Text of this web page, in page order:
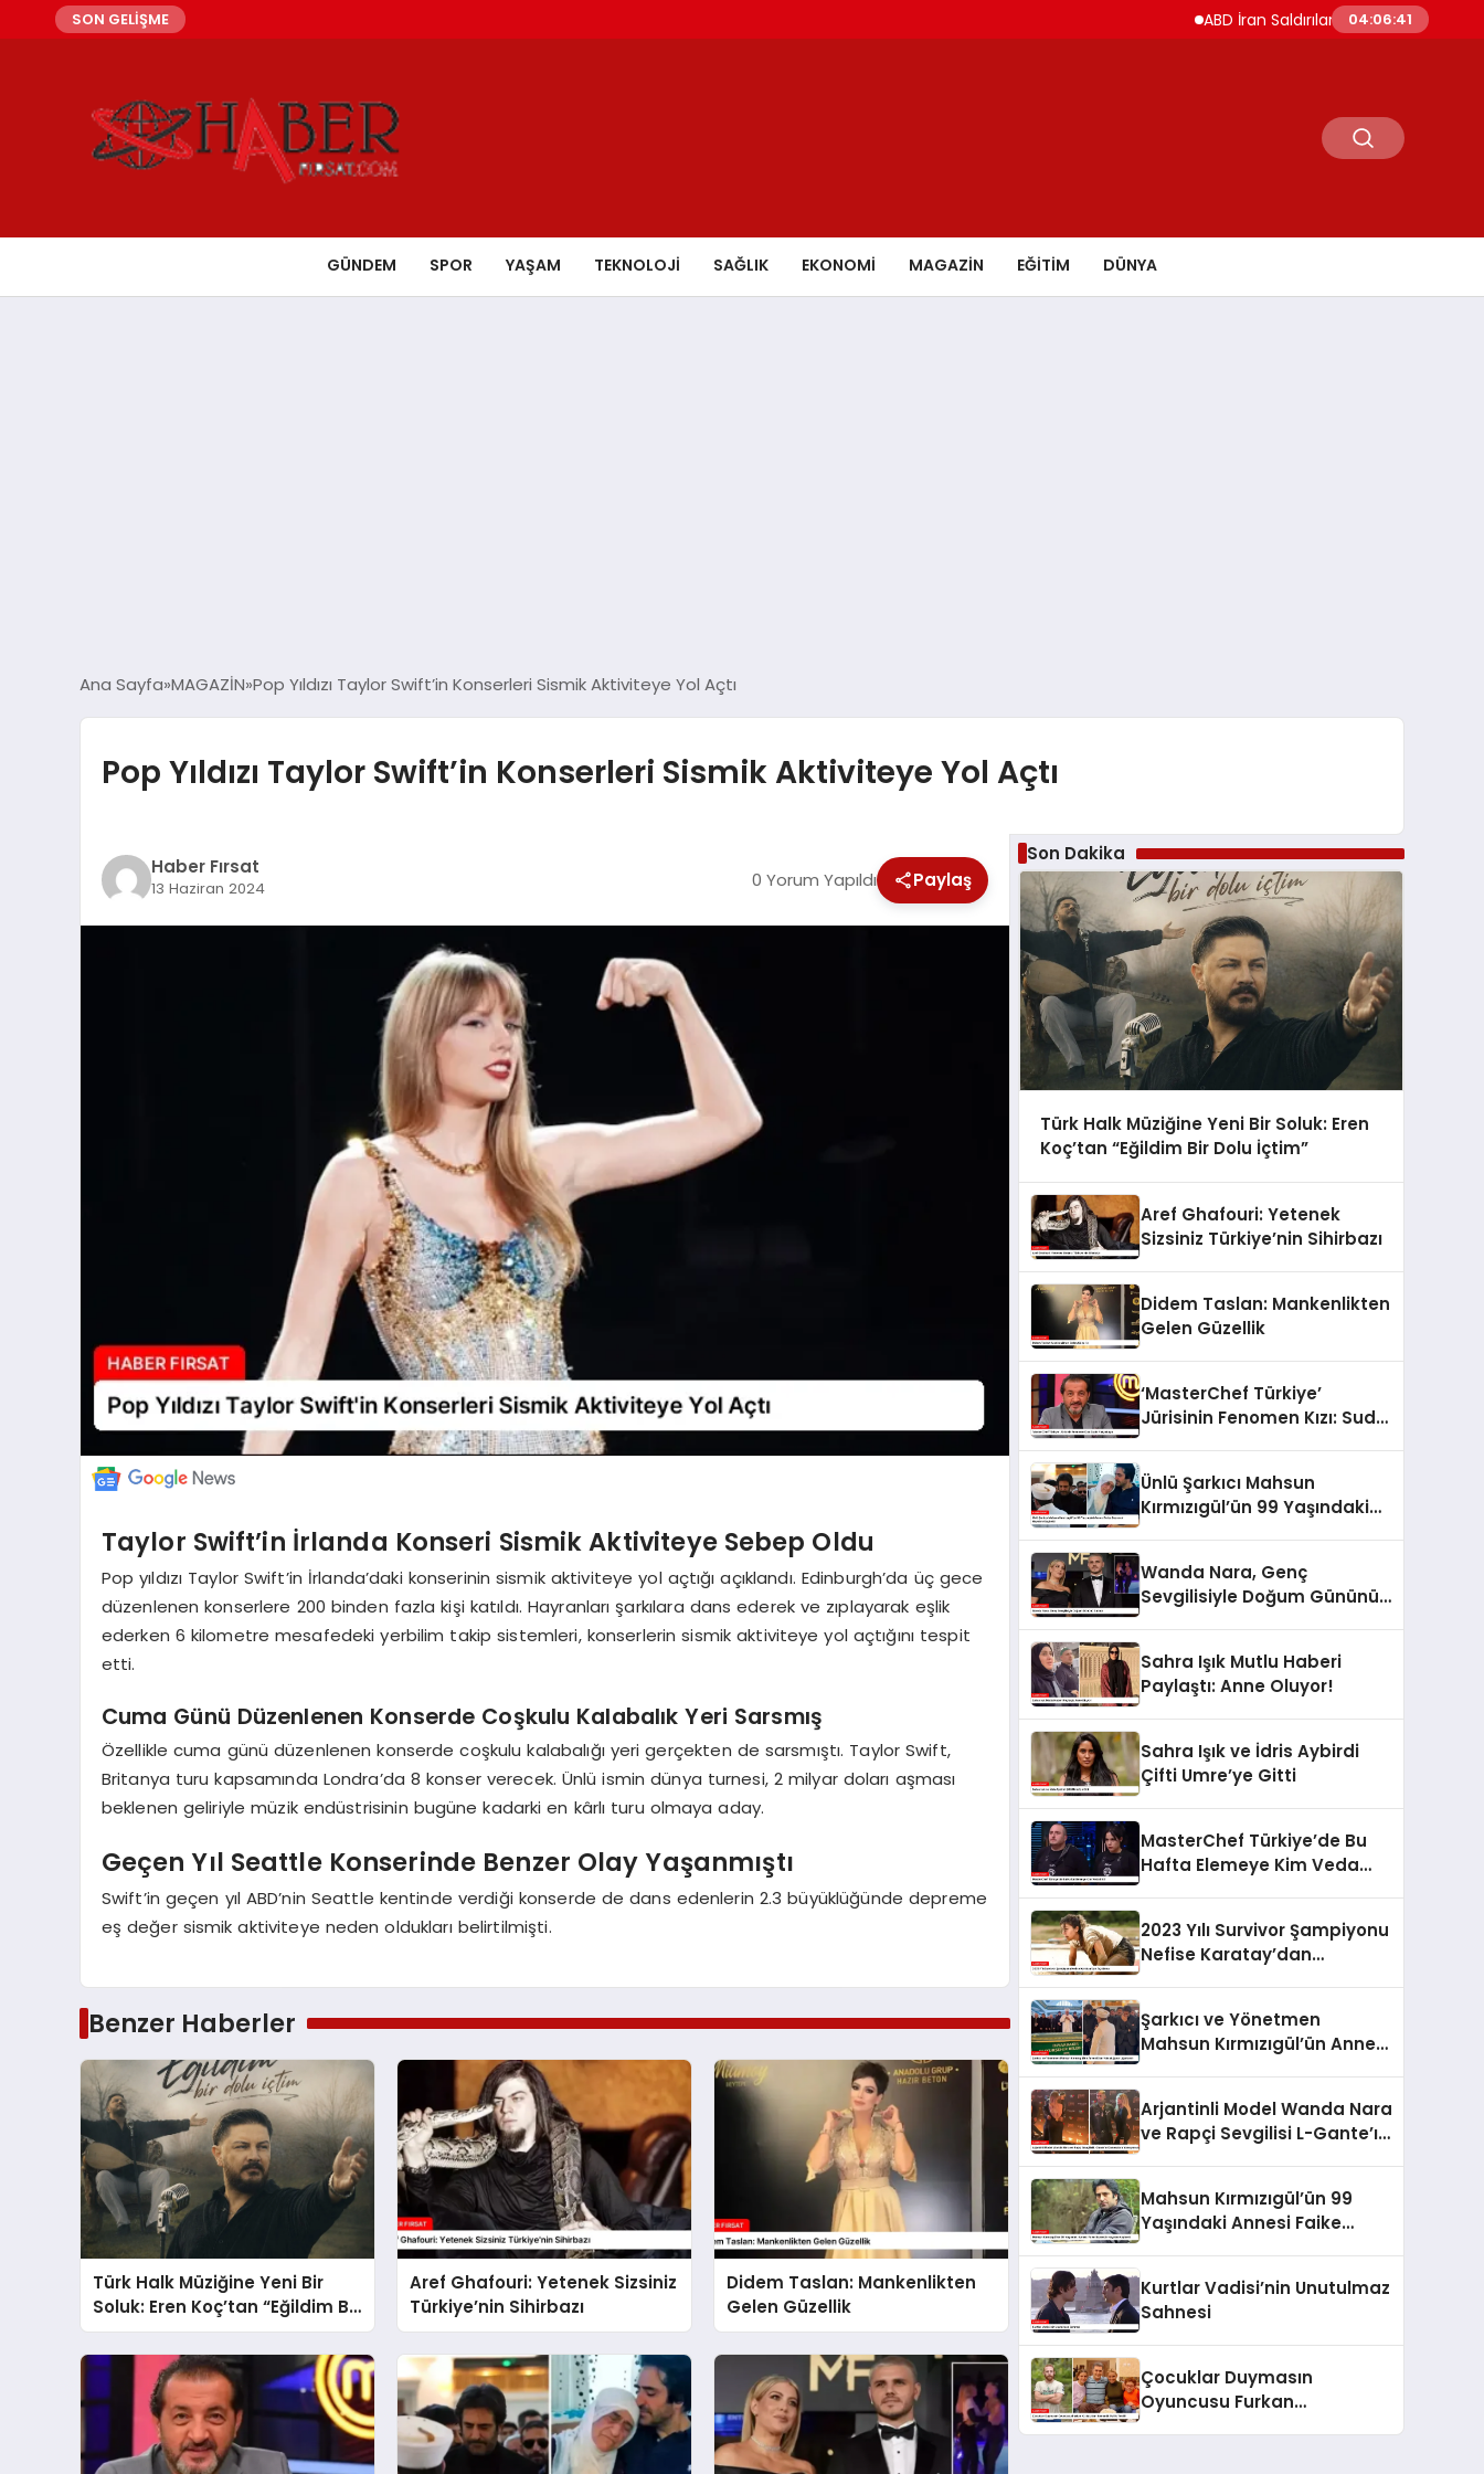
SON GELİŞME ABD İran Saldırılarını Askıya Aldı Hürmüz
04:06:42
GÜNDEM SPOR YAŞAM TEKNOLOJİ SAĞLIK EKONOMİ MAGAZİN EĞİTİM DÜNYA
Ana Sayfa MAGAZİN Pop Yıldızı Taylor Swift’in Konserleri Sismik Aktiviteye Yol Açtı
Pop Yıldızı Taylor Swift’in Konserleri Sismik Aktiviteye Yol Açtı
Haber Fırsat
13 Haziran 2024 0 Yorum Yapıldı Paylaş
Taylor Swift’in İrlanda Konseri Sismik Aktiviteye Sebep Oldu
Pop yıldızı Taylor Swift’in İrlanda’daki konserinin sismik aktiviteye yol açtığı açıklandı. Edinburgh’da üç gece
düzenlenen konserlere 200 binden fazla kişi katıldı. Hayranları şarkılara dans ederek ve zıplayarak eşlik
ederken 6 kilometre mesafedeki yerbilim takip sistemleri, konserlerin sismik aktiviteye yol açtığını tespit
etti.
Cuma Günü Düzenlenen Konserde Coşkulu Kalabalık Yeri Sarsmış
Özellikle cuma günü düzenlenen konserde coşkulu kalabalığı yeri gerçekten de sarsmıştı. Taylor Swift,
Britanya turu kapsamında Londra’da 8 konser verecek. Ünlü ismin dünya turnesi, 2 milyar doları aşması
beklenen geliriyle müzik endüstrisinin bugüne kadarki en kârlı turu olmaya aday.
Geçen Yıl Seattle Konserinde Benzer Olay Yaşanmıştı
Swift’in geçen yıl ABD’nin Seattle kentinde verdiği konserde de dans edenlerin 2.3 büyüklüğünde depreme
eş değer sismik aktiviteye neden oldukları belirtilmişti.
Benzer Haberler
Türk Halk Müziğine Yeni Bir
Soluk: Eren Koç’tan “Eğildim Bir
Dolu İçtim”
Aref Ghafouri: Yetenek Sizsiniz
Türkiye’nin Sihirbazı
Didem Taslan: Mankenlikten
Gelen Güzellik
Son Dakika
Türk Halk Müziğine Yeni Bir Soluk: Eren
Koç’tan “Eğildim Bir Dolu İçtim”
Aref Ghafouri: Yetenek
Sizsiniz Türkiye’nin Sihirbazı
Didem Taslan: Mankenlikten
Gelen Güzellik
‘MasterChef Türkiye’
Jürisinin Fenomen Kızı: Sude
Ünlü Şarkıcı Mahsun
Kırmızıgül’ün 99 Yaşındaki
Wanda Nara, Genç
Sevgilisiyle Doğum Gününü
Sahra Işık Mutlu Haberi
Paylaştı: Anne Oluyor!
Sahra Işık ve İdris Aybirdi
Çifti Umre’ye Gitti
MasterChef Türkiye’de Bu
Hafta Elemeye Kim Veda
2023 Yılı Survivor Şampiyonu
Nefise Karatay’dan
Şarkıcı ve Yönetmen
Mahsun Kırmızıgül’ün Annesi
Arjantinli Model Wanda Nara
ve Rapçi Sevgilisi L-Gante’ın
Mahsun Kırmızıgül’ün 99
Yaşındaki Annesi Faike
Kurtlar Vadisi’nin Unutulmaz
Sahnesi
Çocuklar Duymasın
Oyuncusu Furkan